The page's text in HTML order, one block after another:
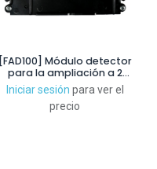
[FAD100] Módulo detector
para la ampliación a 2
canales del sistema FA100
Iniciar sesión para ver el
precio